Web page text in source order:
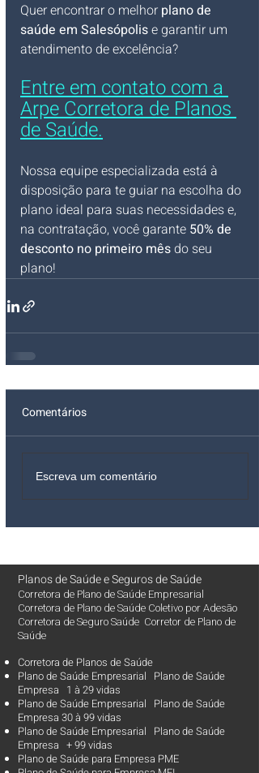
Quer encontrar o melhor plano de
saúde em Salesópolis e garantir um
atendimento de excelência?
Entre em contato com a
Arpe Corretora de Planos
de Saúde.
Nossa equipe especializada está à
disposição para te guiar na escolha do
plano ideal para suas necessidades e,
na contratação, você garante 50% de
desconto no primeiro mês do seu
plano!
Comentários
Escreva um comentário
Planos de SaúdeeSeguros de Saúde
Corretora de Plano de Saúde Empresarial
Corretora de Plano de Saúde Coletivo por Adesão
Corretora de Seguro Saúde Corretor de Plano de
Saúde
Corretora de Planos de Saúde
Plano de Saúde Empresarial Plano de Saúde
Empresa 1 à 29 vidas
Plano de Saúde Empresarial Plano de Saúde
Empresa 30 à 99 vidas ​
Plano de Saúde Empresarial Plano de Saúde
Empresa + 99 vidas
Plano de Saúde para Empresa PME